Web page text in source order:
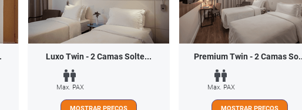
Luxo Twin - 2 Camas Solte...
Max. PAX
MOSTRAR PREÇOS
Premium Twin - 2 Camas
Max. PAX
MOSTRAR PREÇOS